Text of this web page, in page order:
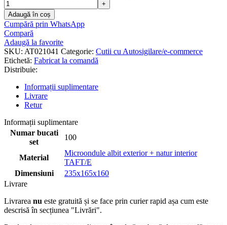
Adaugă în coș
Cumpără prin WhatsApp
Compară
Adaugă la favorite
SKU: AT021041 Categorie: Cutii cu Autosigilare/e-commerce
Etichetă: Fabricat la comandă
Distribuie:
Informații suplimentare
Livrare
Retur
Informații suplimentare
Numar bucati
set
100
Material
Microondule albit exterior + natur interior
TAFT/E
Dimensiuni
235x165x160
Livrare
Livrarea nu este gratuită și se face prin curier rapid așa cum este
descrisă în secțiunea "Livrări".